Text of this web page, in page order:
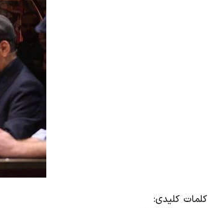
کلمات کلیدی: